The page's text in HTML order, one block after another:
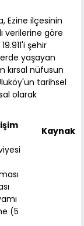
Ezine ilçesinin
verilerine göre
şehir
yaşayan
kırsal nüfusun
tarihsel
olarak
Kaynak
(5